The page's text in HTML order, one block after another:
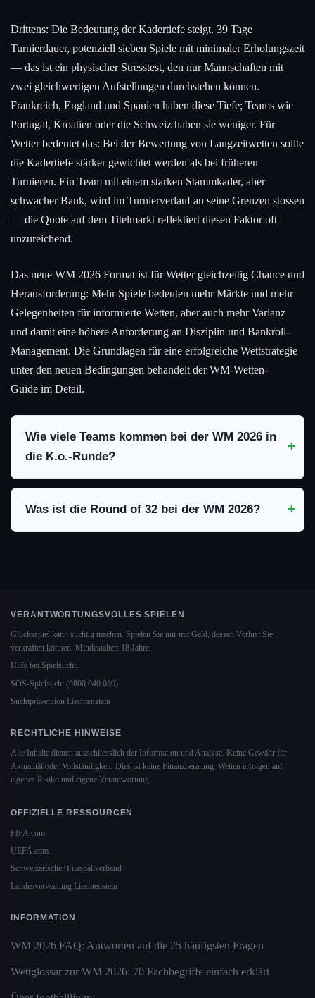
Drittens: Die Bedeutung der Kadertiefe steigt. 39 Tage
Turnierdauer, potenziell sieben Spiele mit minimaler Erholungszeit
— das ist ein physischer Stresstest, den nur Mannschaften mit
zwei gleichwertigen Aufstellungen durchstehen können.
Frankreich, England und Spanien haben diese Tiefe; Teams wie
Portugal, Kroatien oder die Schweiz haben sie weniger. Für
Wetter bedeutet das: Bei der Bewertung von Langzeitwetten sollte
die Kadertiefe stärker gewichtet werden als bei früheren
Turnieren. Ein Team mit einem starken Stammkader, aber
schwacher Bank, wird im Turnierverlauf an seine Grenzen stossen
— die Quote auf dem Titelmarkt reflektiert diesen Faktor oft
unzureichend.
Das neue WM 2026 Format ist für Wetter gleichzeitig Chance und
Herausforderung: Mehr Spiele bedeuten mehr Märkte und mehr
Gelegenheiten für informierte Wetten, aber auch mehr Varianz
und damit eine höhere Anforderung an Disziplin und Bankroll-
Management. Die Grundlagen für eine erfolgreiche Wettstrategie
unter den neuen Bedingungen behandelt der WM-Wetten-
Guide im Detail.
Wie viele Teams kommen bei der WM 2026 in
die K.o.-Runde?
Was ist die Round of 32 bei der WM 2026?
VERANTWORTUNGSVOLLES SPIELEN
Glücksspiel kann süchtig machen. Spielen Sie nur mit Geld, dessen Verlust Sie
verkraften können. Mindestalter: 18 Jahre.
Hilfe bei Spielsucht:
SOS-Spielsucht (0800 040 080)
Suchtprävention Liechtenstein
RECHTLICHE HINWEISE
Alle Inhalte dienen ausschliesslich der Information und Analyse. Keine Gewähr für
Aktualität oder Vollständigkeit. Dies ist keine Finanzberatung. Wetten erfolgen auf
eigenes Risiko und eigene Verantwortung.
OFFIZIELLE RESSOURCEN
FIFA.com
UEFA.com
Schweizerischer Fussballverband
Landesverwaltung Liechtenstein
INFORMATION
WM 2026 FAQ: Antworten auf die 25 häufigsten Fragen
Wettglossar zur WM 2026: 70 Fachbegriffe einfach erklärt